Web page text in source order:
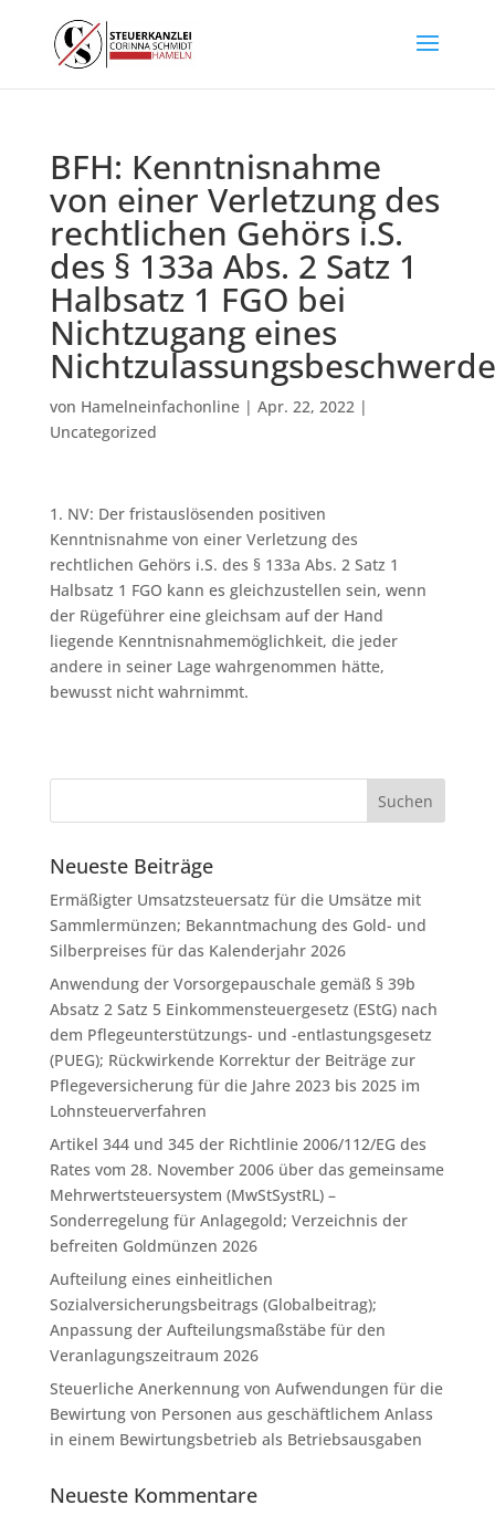
BFH: Kenntnisnahme
von einer Verletzung des
rechtlichen Gehörs i.S.
des § 133a Abs. 2 Satz 1
Halbsatz 1 FGO bei
Nichtzugang eines
von Hamelneinfachonline| Apr. 22, 2022|
Uncategorized
1. NV: Der fristauslösenden positiven
Kenntnisnahme von einer Verletzung des
rechtlichen Gehörs i.S. des § 133a Abs. 2 Satz 1
Halbsatz 1 FGO kann es gleichzustellen sein, wenn
der Rügeführer eine gleichsam auf der Hand
liegende Kenntnisnahmemöglichkeit, die jeder
andere in seiner Lage wahrgenommen hätte,
bewusst nicht wahrnimmt.
Neueste Beiträge
Ermäßigter Umsatzsteuersatz für die Umsätze mit
Sammlermünzen; Bekanntmachung des Gold- und
Silberpreises für das Kalenderjahr 2026
Anwendung der Vorsorgepauschale gemäß § 39b
Absatz 2 Satz 5 Einkommensteuergesetz (EStG) nach
dem Pflegeunterstützungs- und -entlastungsgesetz
(PUEG); Rückwirkende Korrektur der Beiträge zur
Pflegeversicherung für die Jahre 2023 bis 2025 im
Lohnsteuerverfahren
Artikel 344 und 345 der Richtlinie 2006/112/EG des
Rates vom 28. November 2006 über das gemeinsame
Mehrwertsteuersystem (MwStSystRL) –
Sonderregelung für Anlagegold; Verzeichnis der
befreiten Goldmünzen 2026
Aufteilung eines einheitlichen
Sozialversicherungsbeitrags (Globalbeitrag);
Anpassung der Aufteilungsmaßstäbe für den
Veranlagungszeitraum 2026
Steuerliche Anerkennung von Aufwendungen für die
Bewirtung von Personen aus geschäftlichem Anlass
in einem Bewirtungsbetrieb als Betriebsausgaben
Neueste Kommentare